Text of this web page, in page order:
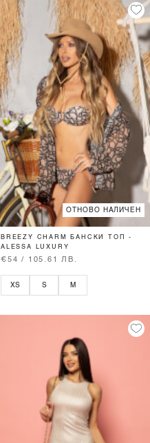
ОТНОВО НАЛИЧЕН
BREEZY CHARM БАНСКИ ТОП -
ALESSA LUXURY
€54 / 105.61 ЛВ.
XS S M